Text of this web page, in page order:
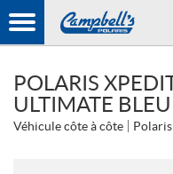
POLARIS
ULTIMATE
Véhicule côte à côte Polaris